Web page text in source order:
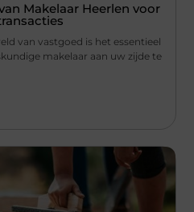
Makelaar Heerlen voor
van vastgoed is het essentieel
makelaar aan uw zijde te